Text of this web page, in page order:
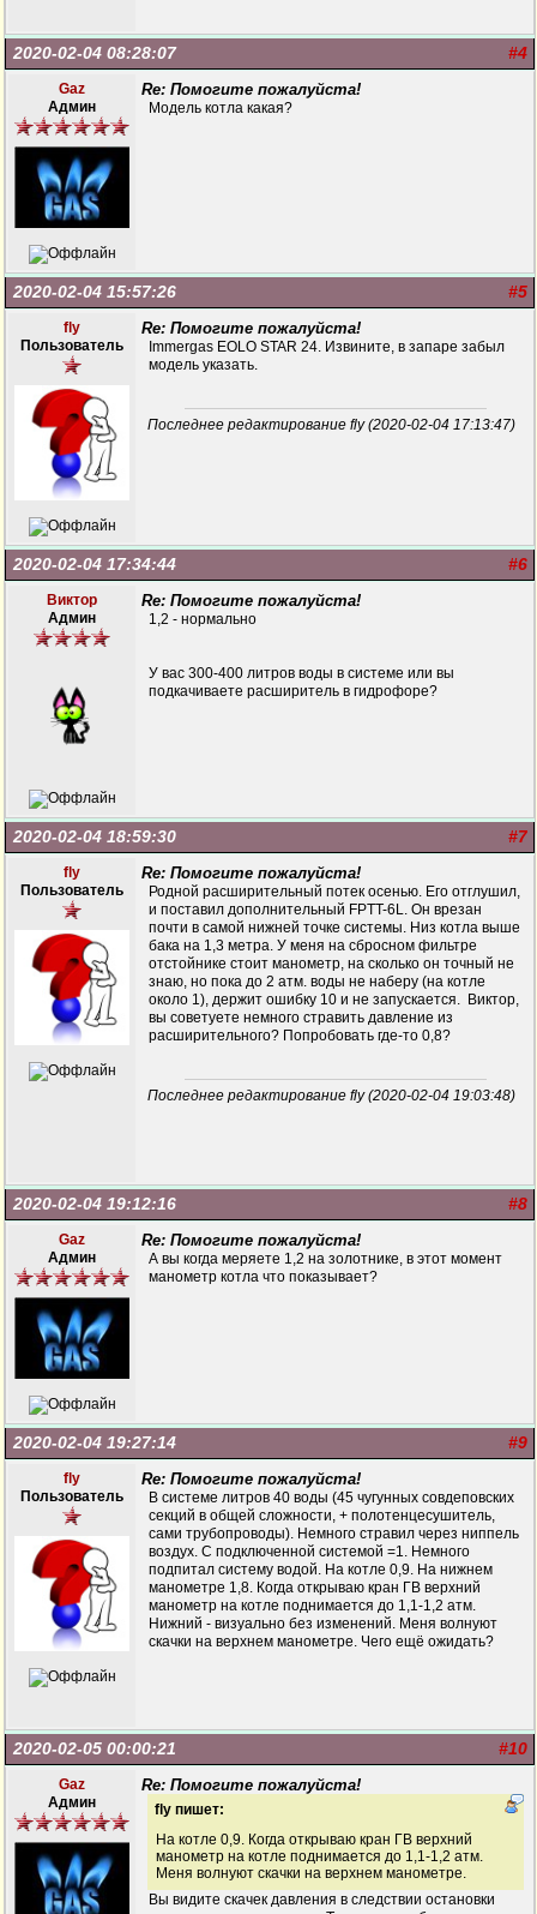
#4
2020-02-04 08:28:07
Gaz
Админ
Re: Помогите пожалуйста!
Модель котла какая?
#5
2020-02-04 15:57:26
fly
Пользователь
Re: Помогите пожалуйста!
Immergas EOLO STAR 24. Извините, в запаре забыл
модель указать.
Последнее редактирование fly (2020-02-04 17:13:47)
#6
2020-02-04 17:34:44
Виктор
Админ
Re: Помогите пожалуйста!
1,2 - нормально
У вас 300-400 литров воды в системе или вы
подкачиваете расширитель в гидрофоре?
#7
2020-02-04 18:59:30
fly
Пользователь
Re: Помогите пожалуйста!
Родной расширительный потек осенью. Его отглушил,
и поставил дополнительный FPTT-6L. Он врезан
почти в самой нижней точке системы. Низ котла выше
бака на 1,3 метра. У меня на сбросном фильтре
отстойнике стоит манометр, на сколько он точный не
знаю, но пока до 2 атм. воды не наберу (на котле
около 1), держит ошибку 10 и не запускается. Виктор,
вы советуете немного стравить давление из
расширительного? Попробовать где-то 0,8?
Последнее редактирование fly (2020-02-04 19:03:48)
#8
2020-02-04 19:12:16
Gaz
Админ
Re: Помогите пожалуйста!
А вы когда меряете 1,2 на золотнике, в этот момент
манометр котла что показывает?
#9
2020-02-04 19:27:14
fly
Пользователь
Re: Помогите пожалуйста!
В системе литров 40 воды (45 чугунных совдеповских
секций в общей сложности, + полотенцесушитель,
сами трубопроводы). Немного стравил через ниппель
воздух. С подключенной системой =1. Немного
подпитал систему водой. На котле 0,9. На нижнем
манометре 1,8. Когда открываю кран ГВ верхний
манометр на котле поднимается до 1,1-1,2 атм.
Нижний - визуально без изменений. Меня волнуют
скачки на верхнем манометре. Чего ещё ожидать?
#10
2020-02-05 00:00:21
Gaz
Админ
Re: Помогите пожалуйста!
fly пишет:
На котле 0,9. Когда открываю кран ГВ верхний
манометр на котле поднимается до 1,1-1,2 атм.
Меня волнуют скачки на верхнем манометре.
Вы видите скачек давления в следствии остановки